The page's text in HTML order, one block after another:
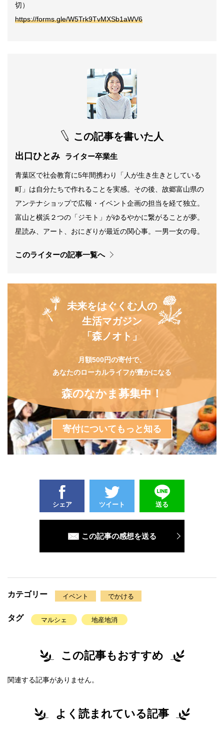
切）
https://forms.gle/W5Trk9TvMXSb1aWV6
この記事を書いた人
出口ひとみ ライター卒業生
青葉区で社会教育に5年間携わり「人が生き生きとしている
町」は自分たちで作れることを実感。その後、故郷富山県の
アンテナショップで広報・イベント企画の担当を経て独立。
富山と横浜２つの「ジモト」がゆるやかに繋がることが夢。
星読み、アート、おにぎりが最近の関心事。一男一女の母。
このライターの記事一覧へ
未来をはぐくむ人の
生活マガジン
「森ノオト」
月額500円の寄付で、
あなたのローカルライフが豊かになる
森のなかま募集中！
寄付についてもっと知る
シェア ツイート 送る
この記事の感想を送る
カテゴリー イベント でかける
タグ マルシェ 地産地消
この記事もおすすめ
関連する記事がありません。
よく読まれている記事